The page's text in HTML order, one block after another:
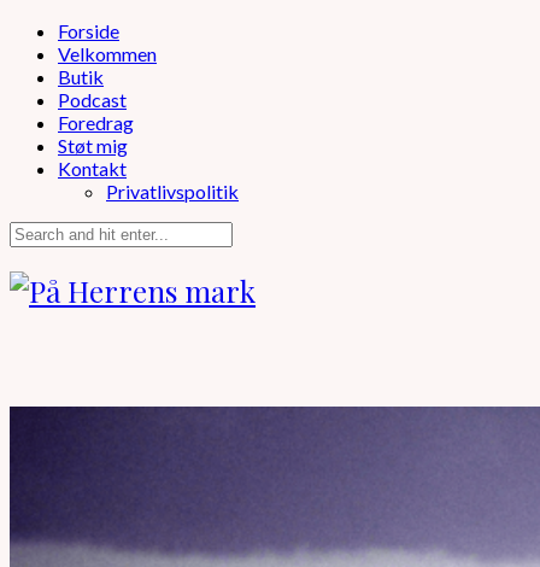
Forside
Velkommen
Butik
Podcast
Foredrag
Støt mig
Kontakt
Privatlivspolitik